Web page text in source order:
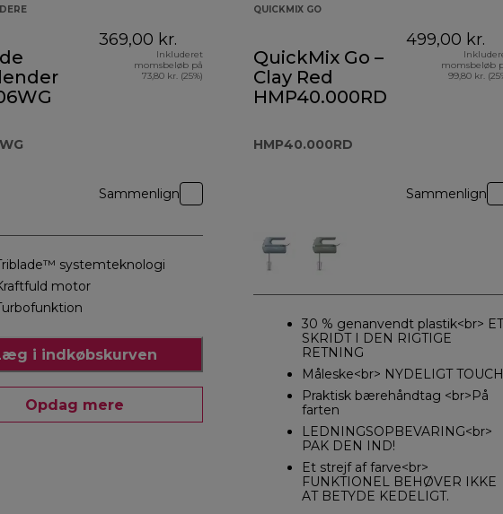
369,00 kr.
Inkluderet
momsbeløb på
73,80 kr. (25%)
Sammenlign
systemteknologi
motor
i indkøbskurven
Opdag mere
QUICKMIX GO
QuickMix Go –
Clay Red
HMP40.000RD
HMP40.000RD
499,00 kr.
momsbeløb
99,80 kr.
Sammenlign
30 % genanvendt plastik<br> ET
SKRIDT I DEN RIGTIGE
RETNING
Måleske<br> NYDELIGT TOUCH
Praktisk bærehåndtag <br>På
farten
LEDNINGSOPBEVARING<br>
PAK DEN IND!
Et strejf af farve<br>
FUNKTIONEL BEHØVER IKKE
AT BETYDE KEDELIGT.